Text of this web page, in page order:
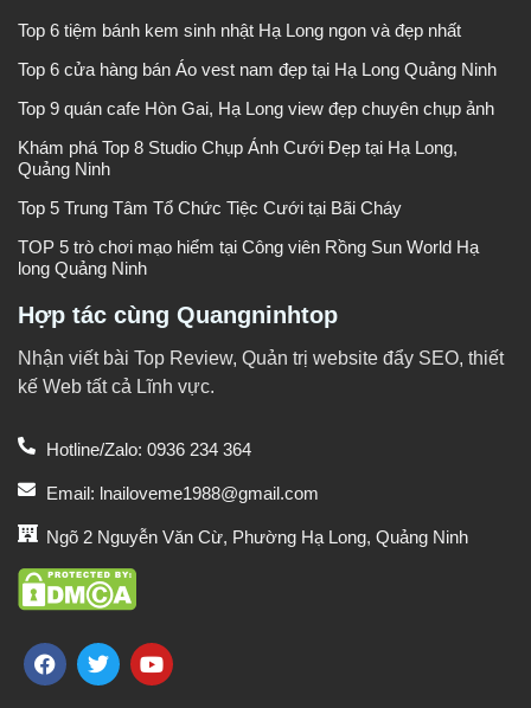
Top 6 tiệm bánh kem sinh nhật Hạ Long ngon và đẹp nhất
Top 6 cửa hàng bán Áo vest nam đẹp tại Hạ Long Quảng Ninh
Top 9 quán cafe Hòn Gai, Hạ Long view đẹp chuyên chụp ảnh
Khám phá Top 8 Studio Chụp Ảnh Cưới Đẹp tại Hạ Long,
Quảng Ninh
Top 5 Trung Tâm Tổ Chức Tiệc Cưới tại Bãi Cháy
TOP 5 trò chơi mạo hiểm tại Công viên Rồng Sun World Hạ
long Quảng Ninh
Hợp tác cùng Quangninhtop
Nhận viết bài Top Review, Quản trị website đẩy SEO, thiết
kế Web tất cả Lĩnh vực.
Hotline/Zalo: 0936 234 364
Email: lnailoveme1988@gmail.com
Ngõ 2 Nguyễn Văn Cừ, Phường Hạ Long, Quảng Ninh